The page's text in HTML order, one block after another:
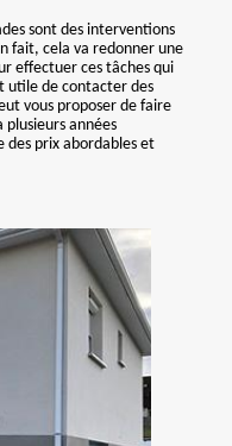
sont des interventions
fait, cela va redonner une
effectuer ces tâches qui
utile de contacter des
vous proposer de faire
plusieurs années
des prix abordables et